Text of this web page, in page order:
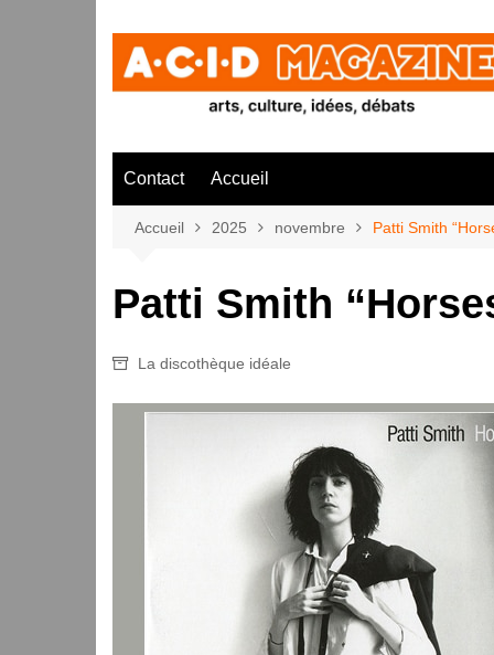
Contact Accueil
Accueil 2025 novembre Patti Smith
Patti Smith
La discothèque idéale